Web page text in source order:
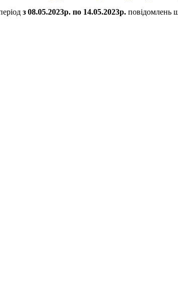
з 08.05.2023р. по 14.05.2023р. повідомлень